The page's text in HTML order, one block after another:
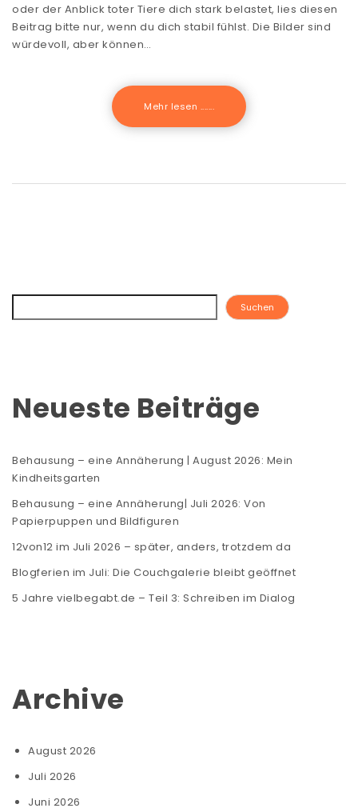
oder der Anblick toter Tiere dich stark belastet, lies diesen
Beitrag bitte nur, wenn du dich stabil fühlst. Die Bilder sind
würdevoll, aber können…
Mehr lesen .......
Suchen
Neueste Beiträge
Behausung – eine Annäherung | August 2026: Mein
Kindheitsgarten
Behausung – eine Annäherung| Juli 2026: Von
Papierpuppen und Bildfiguren
12von12 im Juli 2026 – später, anders, trotzdem da
Blogferien im Juli: Die Couchgalerie bleibt geöffnet
5 Jahre vielbegabt.de – Teil 3: Schreiben im Dialog
Archive
August 2026
Juli 2026
Juni 2026